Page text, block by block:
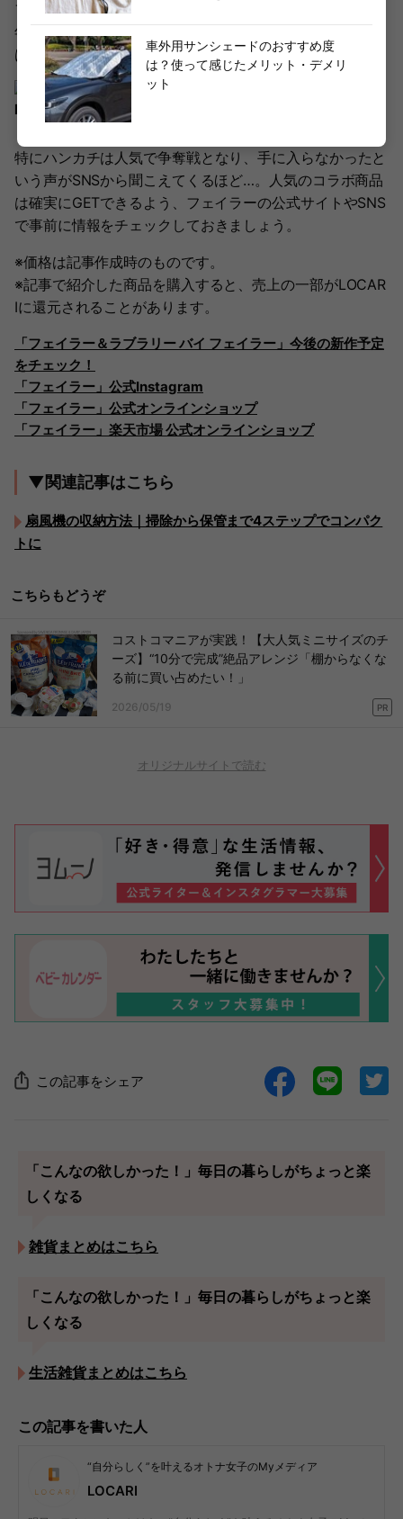
フェイラーではコラボでも商品を販売しています。2025
年には2月3日（月）にはミニーマウス、1月29日（水）に
はシルバニアファミリーのコラボ商品が発売されました。
prtimes.jp
特にハンカチは人気で争奪戦となり、手に入らなかったと
いう声がSNSから聞こえてくるほど…。人気のコラボ商品
は確実にGETできるよう、フェイラーの公式サイトやSNS
で事前に情報をチェックしておきましょう。
※価格は記事作成時のものです。
※記事で紹介した商品を購入すると、売上の一部がLOCAR
Iに還元されることがあります。
「フェイラー＆ラブラリー バイ フェイラー」今後の新作予定
をチェック！
「フェイラー」公式Instagram
「フェイラー」公式オンラインショップ
「フェイラー」楽天市場 公式オンラインショップ
▼関連記事はこちら
扇風機の収納方法｜掃除から保管まで4ステップでコンパク
トに
こちらもどうぞ
コストコマニアが実践！【大人気ミニサイズのチ
ーズ】“10分で完成”絶品アレンジ「棚からなくな
る前に買い占めたい！」
2026/05/19 PR
オリジナルサイトで読む
この記事をシェア
「こんなの欲しかった！」毎日の暮らしがちょっと楽
しくなる
雑貨まとめはこちら
「こんなの欲しかった！」毎日の暮らしがちょっと楽
しくなる
生活雑貨まとめはこちら
この記事を書いた人
“自分らしく”を叶えるオトナ女子のMyメディア
LOCARI
車外用サンシェードのおすすめ度
は？使って感じたメリット・デメリ
ット